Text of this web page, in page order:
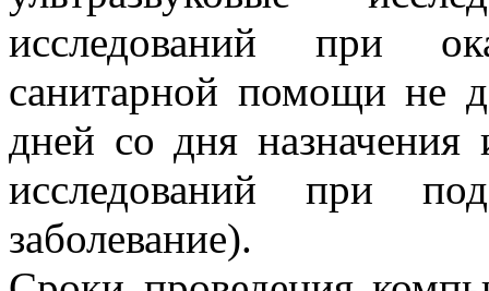
исследований при
санитарной помощи не
дней со дня назначения
исследований при
заболевание).